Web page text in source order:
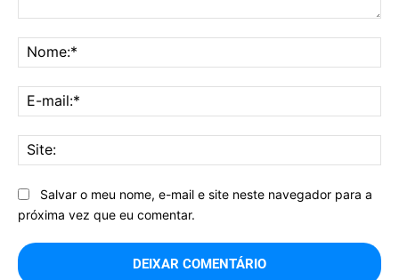
Salvar o meu nome, e-mail e site neste navegador para a
próxima vez que eu comentar.